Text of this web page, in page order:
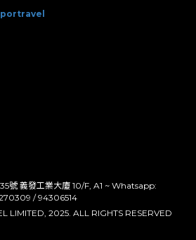
號 義發工業大廈 10/F, A1 ~ Whatsapp:
/ 94306514
LIMITED, 2025. ALL RIGHTS RESERVED